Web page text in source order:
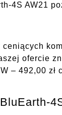
4S AW21
ceniących
ofercie
– 492,00 zł